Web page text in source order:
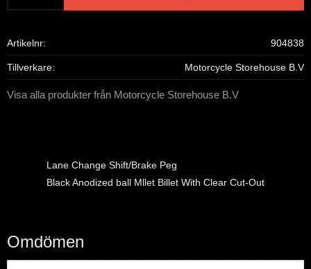
Artikelnr 904838
Tillverkare Motorcycle Storehouse B.V
Visa alla produkter från Motorcycle Storehouse B.V
Lane Change Shift/Brake Peg
Black Anodized ball Mllet Billet With Clear Cut-Out
Omdömen